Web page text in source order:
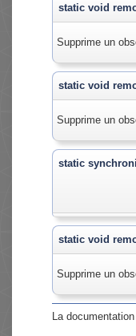
static void
Supprime un
static void
Supprime un
static
static void
Supprime un
La